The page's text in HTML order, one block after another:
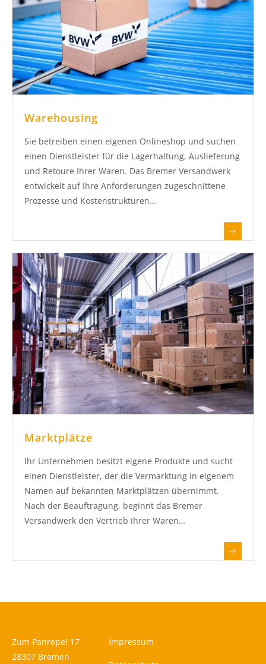
Warehousing
Sie betreiben einen eigenen Onlineshop und suchen
einen Dienstleister für die Lagerhaltung, Auslieferung
und Retoure Ihrer Waren. Das Bremer Versandwerk
entwickelt auf Ihre Anforderungen zugeschnittene
Prozesse und Kostenstrukturen…
Marktplätze
Ihr Unternehmen besitzt eigene Produkte und sucht
einen Dienstleister, der die Vermarktung in eigenem
Namen auf bekannten Marktplätzen übernimmt.
Nach der Beauftragung, beginnt das Bremer
Versandwerk den Vertrieb Ihrer Waren…
Zum Panrepel 17
28307 Bremen
Impressum